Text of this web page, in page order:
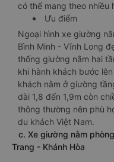
có thể mang theo nhiều
Ưu điểm
Ngoại hình xe giường
Bình Minh - Vĩnh Long
thống giường nằm hai
khi hành khách bước
khách nằm ở giường
dài 1,8 đến 1,9m còn
thông thường nên phù
du khách Việt Nam.
c. Xe giường nằm
Trang - Khánh Hòa